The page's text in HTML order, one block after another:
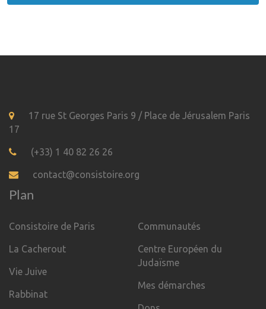
17 rue St Georges Paris 9 / Place de Jérusalem Paris
17
(+33) 1 40 82 26 26
contact@consistoire.org
Plan
Consistoire de Paris
La Cacherout
Vie Juive
Rabbinat
Communautés
Centre Européen du
Judaïsme
Mes démarches